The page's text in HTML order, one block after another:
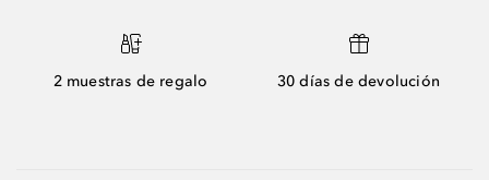
2 muestras de regalo 30 días de devolución